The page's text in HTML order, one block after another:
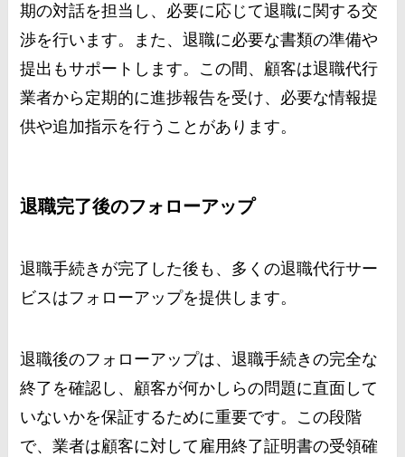
期の対話を担当し、必要に応じて退職に関する交
渉を行います。また、退職に必要な書類の準備や
提出もサポートします。この間、顧客は退職代行
業者から定期的に進捗報告を受け、必要な情報提
供や追加指示を行うことがあります。
退職完了後のフォローアップ
退職手続きが完了した後も、多くの退職代行サー
ビスはフォローアップを提供します。
退職後のフォローアップは、退職手続きの完全な
終了を確認し、顧客が何かしらの問題に直面して
いないかを保証するために重要です。この段階
で、業者は顧客に対して雇用終了証明書の受領確